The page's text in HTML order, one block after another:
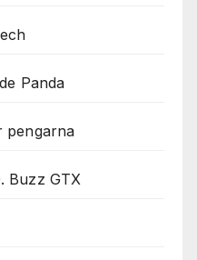
Panda
pengarna
Buzz GTX